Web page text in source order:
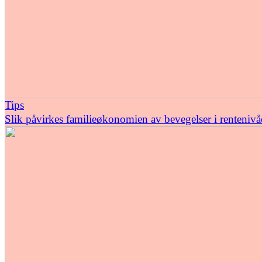
Tips
Slik påvirkes familieøkonomien av bevegelser i